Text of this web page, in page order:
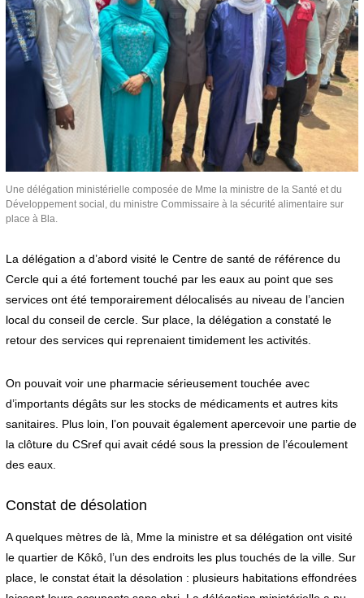
Une délégation ministérielle composée de Mme la ministre de la Santé et du
Développement social, du ministre Commissaire à la sécurité alimentaire sur
place à Bla.
La délégation a d’abord visité le Centre de santé de référence du
Cercle qui a été fortement touché par les eaux au point que ses
services ont été temporairement délocalisés au niveau de l’ancien
local du conseil de cercle. Sur place, la délégation a constaté le
retour des services qui reprenaient timidement les activités.
On pouvait voir une pharmacie sérieusement touchée avec
d’importants dégâts sur les stocks de médicaments et autres kits
sanitaires. Plus loin, l’on pouvait également apercevoir une partie de
la clôture du CSref qui avait cédé sous la pression de l’écoulement
des eaux.
Constat de désolation
A quelques mètres de là, Mme la ministre et sa délégation ont visité
le quartier de Kôkô, l’un des endroits les plus touchés de la ville. Sur
place, le constat était la désolation : plusieurs habitations effondrées